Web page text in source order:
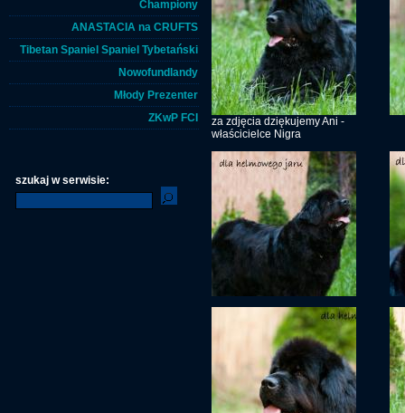
Championy
ANASTACIA na CRUFTS
Tibetan Spaniel Spaniel Tybetański
Nowofundlandy
Młody Prezenter
ZKwP FCI
szukaj w serwisie:
za zdjęcia dziękujemy Ani -
właścicielce Nigra